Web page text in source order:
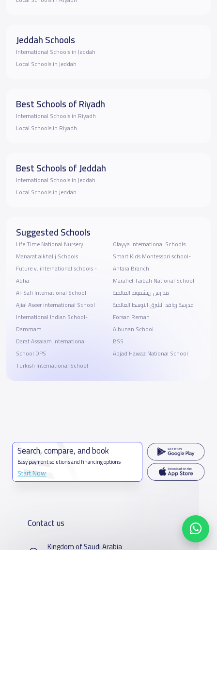
Jeddah Schools
International Schools in Jeddah
Local Schools in Jeddah
Best Schools of Riyadh
International Schools in Riyadh
Local Schools in Riyadh
Best Schools of Jeddah
International Schools in Jeddah
Local Schools in Jeddah
Suggested Schools
Life Time National Nursery
Manarat alkhalij Schools
Future v. international schools -
Abha
Al-Safi International School
Ajial Aseer international School
International Indian School-
Dammam
Darat Assalam International
School DPS
Turkish International School
Olayya International Schools
Smart Kids Montessori school-
Antara Branch
Marahel Taibah National School
مدارس ريتشموند العالمية
مدرسة روافد الشرق الاوسط العالمية
Forsan Remah
Albunan School
BSS
Abjad Hawaz National School
Search, compare, and book
Easy payment solutions and financing options
Start Now
Contact us
Kingdom of Saudi Arabia